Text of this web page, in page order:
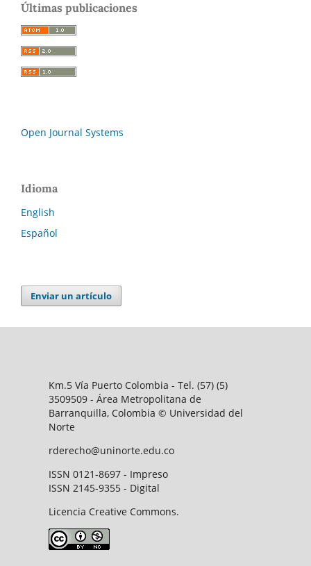
Últimas publicaciones
Open Journal Systems
Idioma
English
Español
Enviar un artículo
Km.5 Vía Puerto Colombia - Tel. (57) (5)
3509509 - Área Metropolitana de
Barranquilla, Colombia © Universidad del
Norte
rderecho@uninorte.edu.co
ISSN 0121-8697 - Impreso
ISSN 2145-9355 - Digital
Licencia Creative Commons.